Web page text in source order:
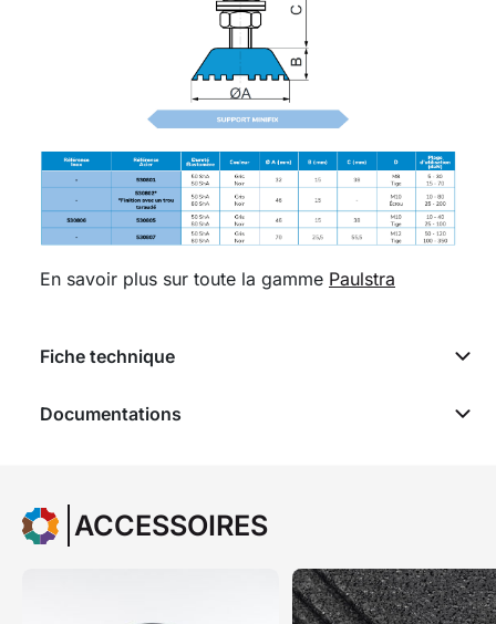
En savoir plus sur toute la gamme Paulstra
Fiche technique
Documentations
ACCESSOIRES